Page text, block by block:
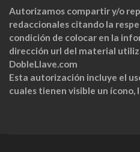
Autorizamos compartir y/o
redaccionales citando la
condición de colocar en la
dirección url del material
DobleLlave.com
Esta autorización incluye el
cuales tienen visible un ícono,